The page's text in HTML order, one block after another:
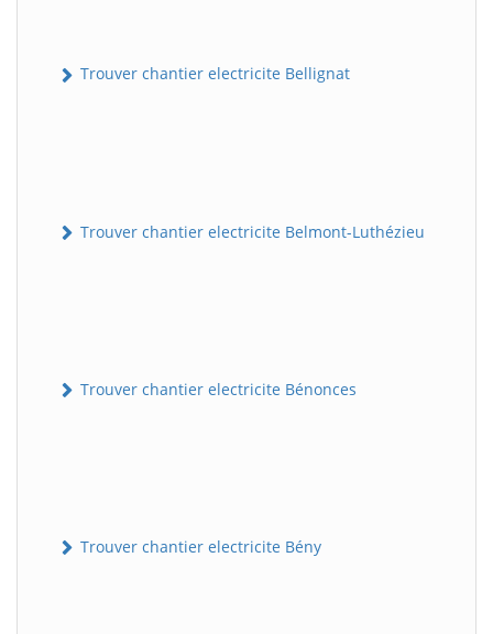
Trouver chantier electricite Bellignat
Trouver chantier electricite Belmont-Luthézieu
Trouver chantier electricite Bénonces
Trouver chantier electricite Bény